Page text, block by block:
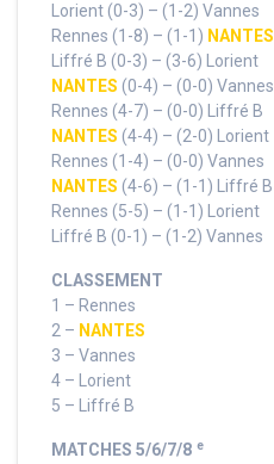
Lorient (0-3) – (1-2) Vannes
Rennes (1-8) – (1-1) NANTES
Liffré B (0-3) – (3-6) Lorient
NANTES (0-4) – (0-0) Vannes
Rennes (4-7) – (0-0) Liffré B
NANTES (4-4) – (2-0) Lorient
Rennes (1-4) – (0-0) Vannes
NANTES (4-6) – (1-1) Liffré B
Rennes (5-5) – (1-1) Lorient
Liffré B (0-1) – (1-2) Vannes
CLASSEMENT
1 – Rennes
2 – NANTES
3 – Vannes
4 – Lorient
5 – Liffré B
MATCHES 5/6/7/8 e